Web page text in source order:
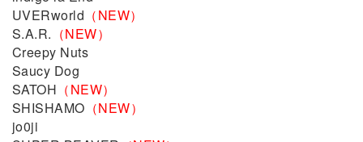
UVERworld （NEW）
S.A.R. （NEW）
Creepy Nuts
Saucy Dog
SATOH （NEW）
SHISHAMO （NEW）
jo0ji